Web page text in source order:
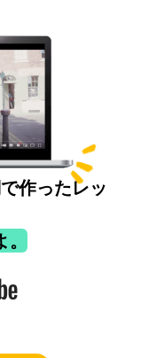
作ったレッ
。